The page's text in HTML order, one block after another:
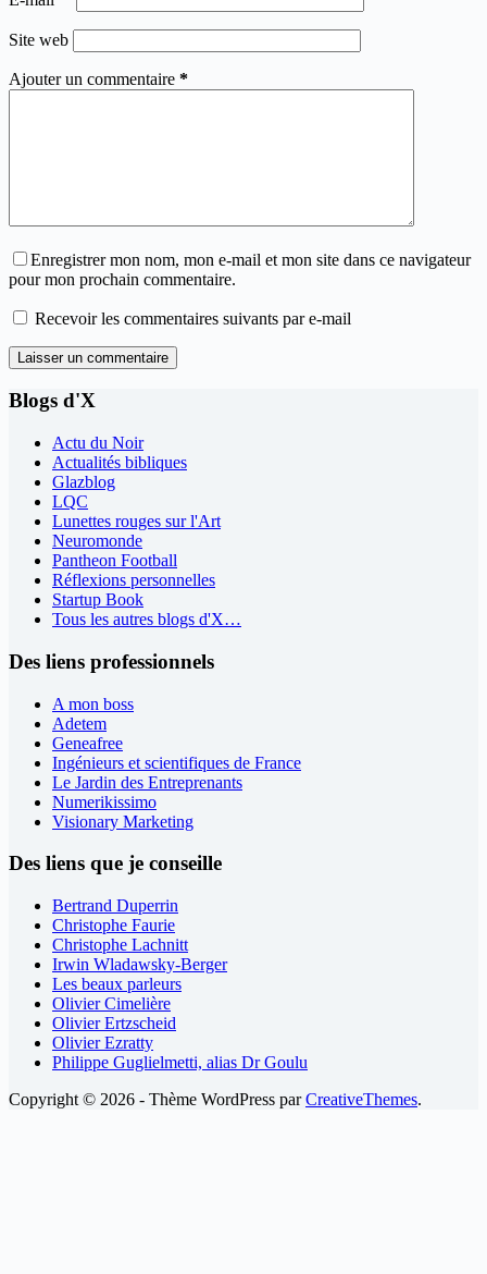
Site web
Ajouter un commentaire *
Enregistrer mon nom, mon e-mail et mon site dans ce navigateur
pour mon prochain commentaire.
Recevoir les commentaires suivants par e-mail
Laisser un commentaire
Blogs d'X
Actu du Noir
Actualités bibliques
Glazblog
LQC
Lunettes rouges sur l'Art
Neuromonde
Pantheon Football
Réflexions personnelles
Startup Book
Tous les autres blogs d'X…
Des liens professionnels
A mon boss
Adetem
Geneafree
Ingénieurs et scientifiques de France
Le Jardin des Entreprenants
Numerikissimo
Visionary Marketing
Des liens que je conseille
Bertrand Duperrin
Christophe Faurie
Christophe Lachnitt
Irwin Wladawsky-Berger
Les beaux parleurs
Olivier Cimelière
Olivier Ertzscheid
Olivier Ezratty
Philippe Guglielmetti, alias Dr Goulu
Copyright © 2026 - Thème WordPress parCreativeThemes.